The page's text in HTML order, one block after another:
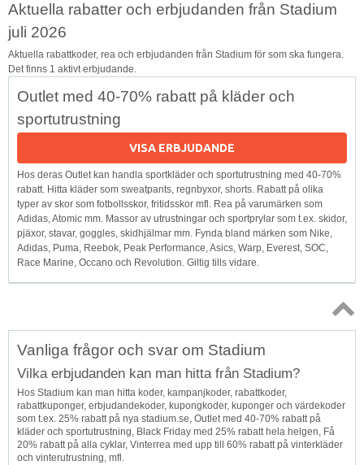
Aktuella rabatter och erbjudanden från Stadium
juli 2026
Aktuella rabattkoder, rea och erbjudanden från Stadium för som ska fungera.
Det finns 1 aktivt erbjudande.
Outlet med 40-70% rabatt på kläder och
sportutrustning
VISA ERBJUDANDE
Hos deras Outlet kan handla sportkläder och sportutrustning med 40-70%
rabatt. Hitta kläder som sweatpants, regnbyxor, shorts. Rabatt på olika
typer av skor som fotbollsskor, fritidsskor mfl. Rea på varumärken som
Adidas, Atomic mm. Massor av utrustningar och sportprylar som t.ex. skidor,
pjäxor, stavar, goggles, skidhjälmar mm. Fynda bland märken som Nike,
Adidas, Puma, Reebok, Peak Performance, Asics, Warp, Everest, SOC,
Race Marine, Occano och Revolution. Giltig tills vidare.
Topp
Vanliga frågor och svar om Stadium
Vilka erbjudanden kan man hitta från Stadium?
Hos Stadium kan man hitta koder, kampanjkoder, rabattkoder,
rabattkuponger, erbjudandekoder, kupongkoder, kuponger och värdekoder
som t.ex. 25% rabatt på nya stadium.se, Outlet med 40-70% rabatt på
kläder och sportutrustning, Black Friday med 25% rabatt hela helgen, Få
20% rabatt på alla cyklar, Vinterrea med upp till 60% rabatt på vinterkläder
och vinterutrustning, mfl.